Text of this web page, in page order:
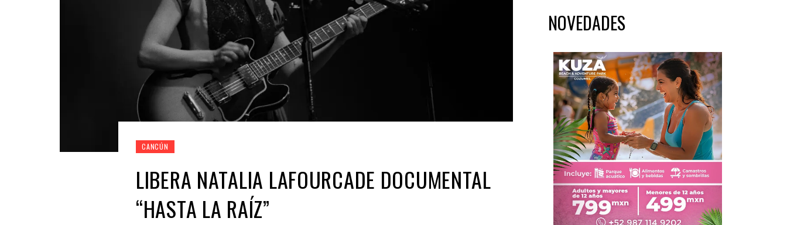
CANCÚN
LIBERA NATALIA LAFOURCADE DOCUMENTAL
“HASTA LA RAÍZ”
NOVEDADES